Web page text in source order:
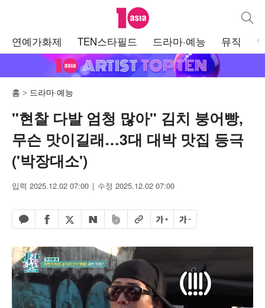
텐아시아 통합
연예가화제 TEN스타필드 드라마·예능 뮤직
홈 드라마·예능
"현찰 다발 엄청 많아" 김치 붕어빵,
무슨 맛이길래…3대 대박 맛집 등극
('박장대소')
입력 2025.12.02 07:00 수정 2025.12.02 07:00
카카오톡 공유하기
페이스북 공유하기
엑스 공유하기
네이버 공유하기
밴드 공유하기
URL복사글자 크게글자 작게